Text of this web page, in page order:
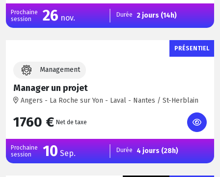
Prochaine
session
26 nov. Durée 2 jours (14h)
Prochaine
session
10 Sep. Durée 4 jours (28h)
PRÉSENTIEL
Management
Manager un projet
Angers - La Roche sur Yon - Laval - Nantes / St-Herblain
1760 € Net de taxe